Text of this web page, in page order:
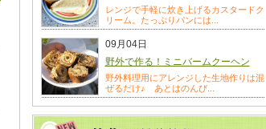
レンジで手軽に炊き上げるカスタードク
リーム。たっぷりパンには...
09月04日
野外で作る！ミニバームクーヘン
野外料理用にアレンジした生地作りは混
ぜるだけ♪ あとはのんび...